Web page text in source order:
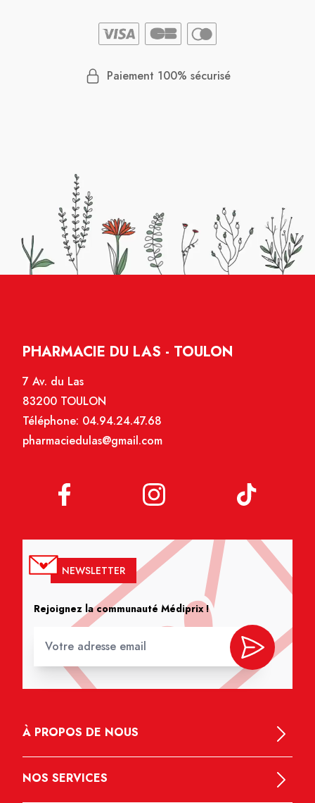
Paiement 100% sécurisé
PHARMACIE DU LAS - TOULON
7 Av. du Las
83200 TOULON
Téléphone: 04.94.24.47.68
pharmaciedulas@gmail.com
NEWSLETTER
Rejoignez la communauté Médiprix !
À PROPOS DE NOUS
NOS SERVICES